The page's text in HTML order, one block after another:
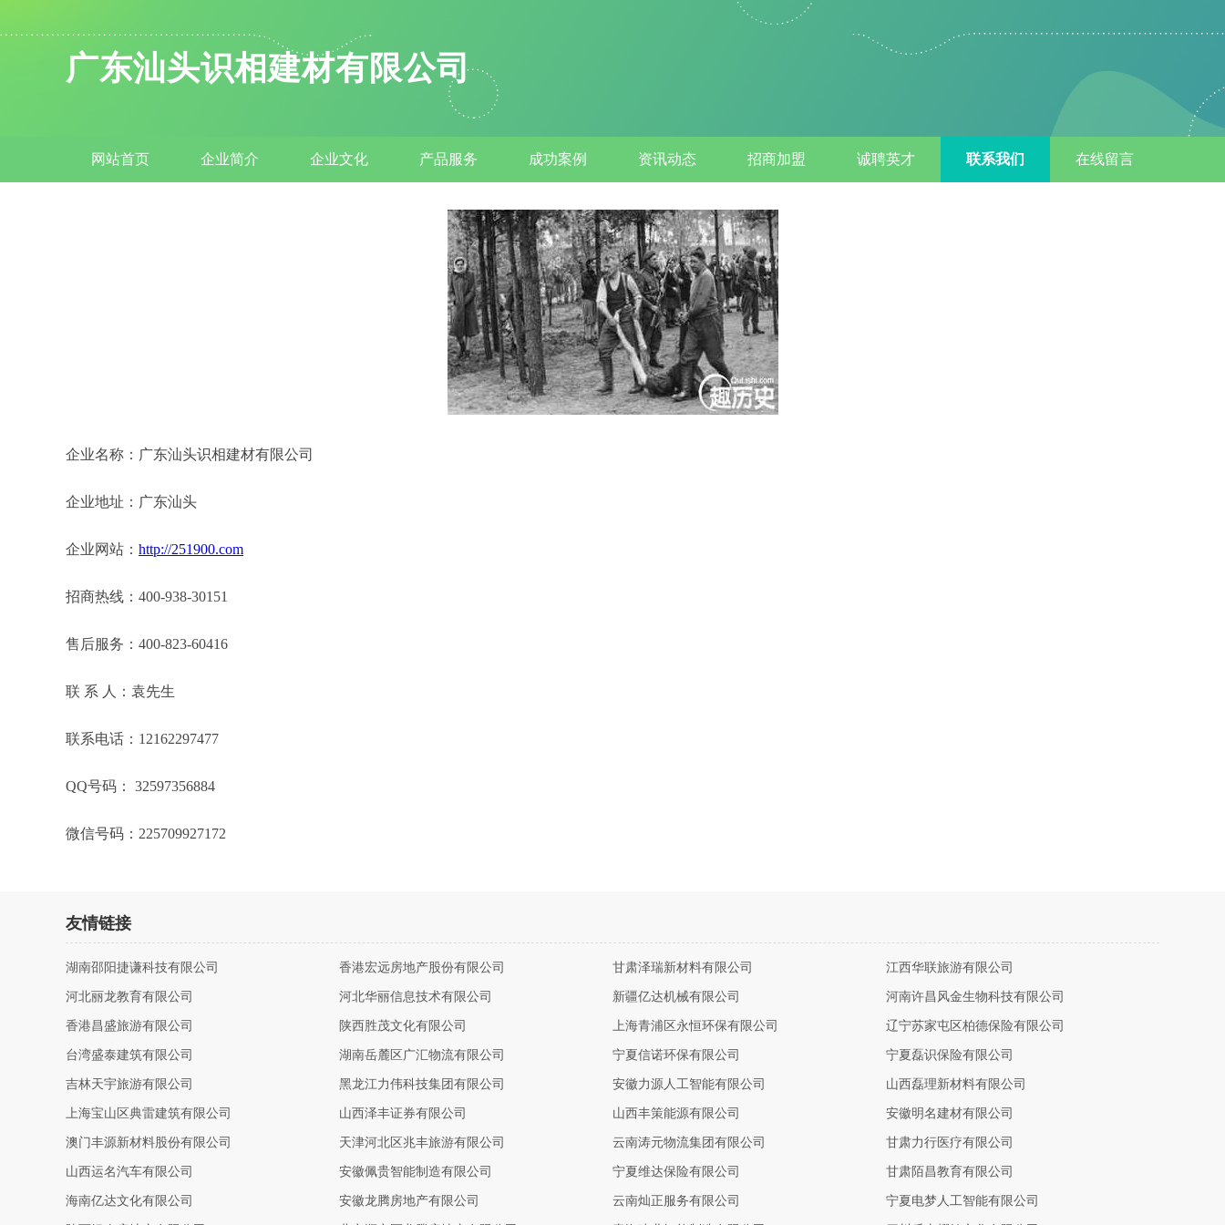
广东汕头识相建材有限公司
网站首页 企业简介 企业文化 产品服务 成功案例 资讯动态 招商加盟 诚聘英才 联系我们 在线留言
企业名称：广东汕头识相建材有限公司
企业地址：广东汕头
企业网站： http://251900.com
招商热线：400-938-30151
售后服务：400-823-60416
联 系 人：袁先生
联系电话：12162297477
QQ号码： 32597356884
微信号码：225709927172
友情链接
湖南邵阳捷谦科技有限公司 香港宏远房地产股份有限公司 甘肃泽瑞新材料有限公司 江西华联旅游有限公司
河北丽龙教育有限公司 河北华丽信息技术有限公司 新疆亿达机械有限公司 河南许昌风金生物科技有限公司
香港昌盛旅游有限公司 陕西胜茂文化有限公司 上海青浦区永恒环保有限公司 辽宁苏家屯区柏德保险有限公司
台湾盛泰建筑有限公司 湖南岳麓区广汇物流有限公司 宁夏信诺环保有限公司 宁夏磊识保险有限公司
吉林天宇旅游有限公司 黑龙江力伟科技集团有限公司 安徽力源人工智能有限公司 山西磊理新材料有限公司
上海宝山区典雷建筑有限公司 山西泽丰证券有限公司 山西丰策能源有限公司 安徽明名建材有限公司
澳门丰源新材料股份有限公司 天津河北区兆丰旅游有限公司 云南涛元物流集团有限公司 甘肃力行医疗有限公司
山西运名汽车有限公司 安徽佩贵智能制造有限公司 宁夏维达保险有限公司 甘肃陌昌教育有限公司
海南亿达文化有限公司 安徽龙腾房地产有限公司 云南灿正服务有限公司 宁夏电梦人工智能有限公司